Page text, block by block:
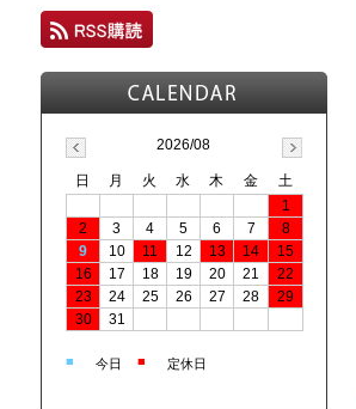
2026/08
日 月 火 水 木 金
土
1
2
3 4 5 6 7
8
9
10 11 12 13 14
15
16
17 18 19 20 21
22
23
24 25 26 27 28
29
30
31
■ 今日 ■ 定休日